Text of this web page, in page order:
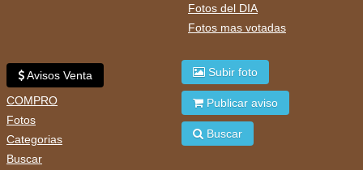
Fotos del DIA
Fotos mas votadas
Avisos Venta
COMPRO
Fotos
Categorias
Buscar
Subir foto
Publicar aviso
Buscar